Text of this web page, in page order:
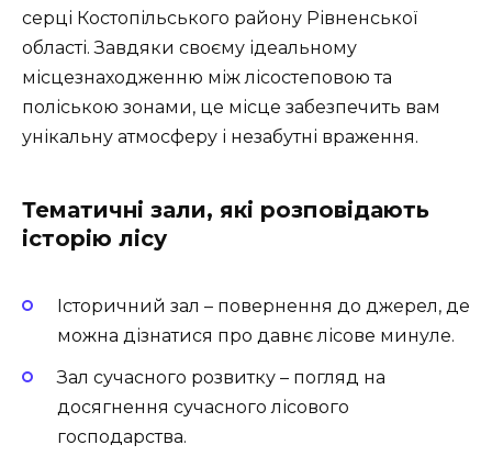
серці Костопільського району Рівненської
області. Завдяки своєму ідеальному
місцезнаходженню між лісостеповою та
поліською зонами, це місце забезпечить вам
унікальну атмосферу і незабутні враження.
Тематичні зали, які розповідають
історію лісу
Історичний зал – повернення до джерел, де
можна дізнатися про давнє лісове минуле.
Зал сучасного розвитку – погляд на
досягнення сучасного лісового
господарства.